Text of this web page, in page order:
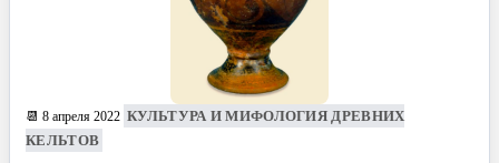
📆 8 апреля 2022 КУЛЬТУРА И МИФОЛОГИЯ ДРЕВНИХ
КЕЛЬТОВ